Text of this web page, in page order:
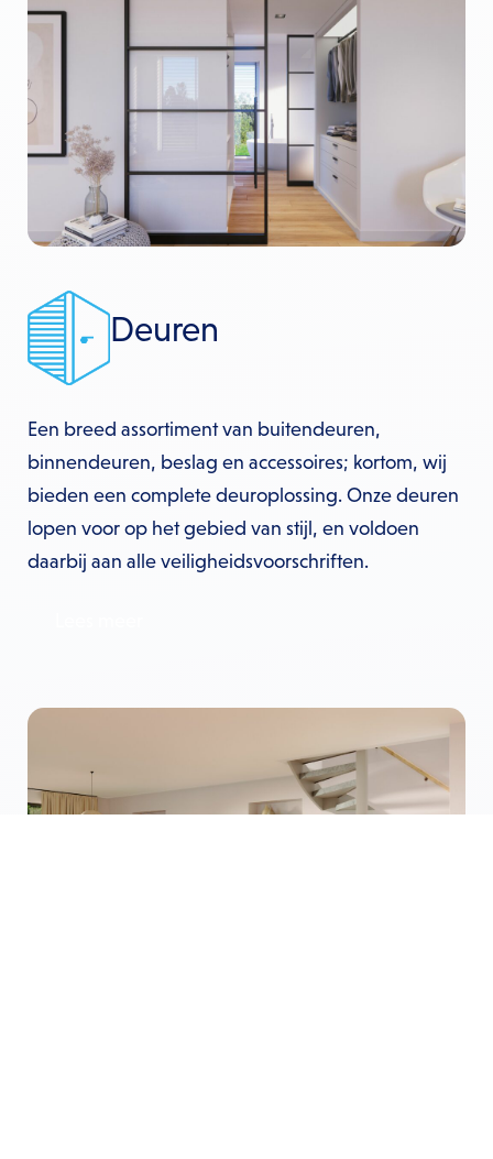
Deuren
Een breed assortiment van buitendeuren,
binnendeuren, beslag en accessoires; kortom, wij
bieden een complete deuroplossing. Onze deuren
lopen voor op het gebied van stijl, en voldoen
daarbij aan alle veiligheidsvoorschriften.